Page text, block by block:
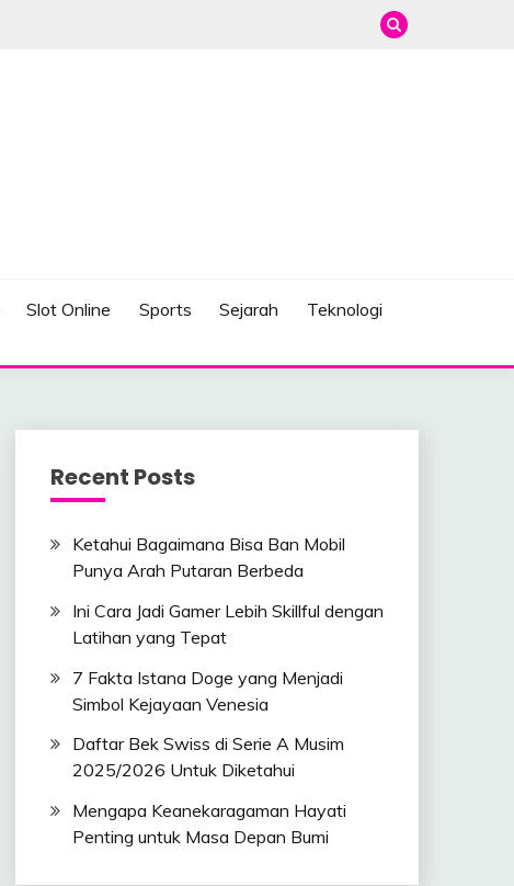
Slot Online Sports Sejarah
Teknologi
Recent Posts
Ketahui Bagaimana Bisa Ban Mobil
Punya Arah Putaran Berbeda
Ini Cara Jadi Gamer Lebih Skillful dengan
Latihan yang Tepat
7 Fakta Istana Doge yang Menjadi
Simbol Kejayaan Venesia
Daftar Bek Swiss di Serie A Musim
2025/2026 Untuk Diketahui
Mengapa Keanekaragaman Hayati
Penting untuk Masa Depan Bumi